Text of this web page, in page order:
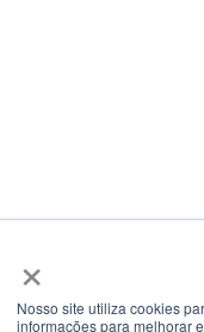
×
Nosso site utiliza cookies
informações para melhorar